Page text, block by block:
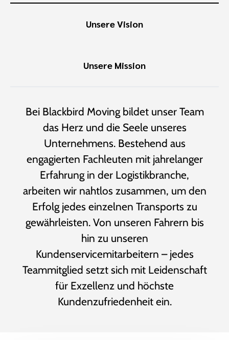
Unsere Vision
Unsere Mission
Bei Blackbird Moving bildet unser Team
das Herz und die Seele unseres
Unternehmens. Bestehend aus
engagierten Fachleuten mit jahrelanger
Erfahrung in der Logistikbranche,
arbeiten wir nahtlos zusammen, um den
Erfolg jedes einzelnen Transports zu
gewährleisten. Von unseren Fahrern bis
hin zu unseren
Kundenservicemitarbeitern – jedes
Teammitglied setzt sich mit Leidenschaft
für Exzellenz und höchste
Kundenzufriedenheit ein.